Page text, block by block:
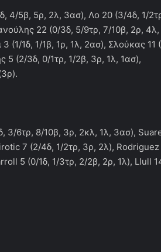
4/5β, 5ρ, 2λ, 3ασ), Λο 20 (3/4δ, 1/
22 (0/3δ, 5/9τρ, 7/10β, 2ρ,
(1/1δ, 1/1β, 1ρ, 1λ, 2ασ), Σλούκας 11
5 (2/3δ, 0/1τρ, 1/2β, 3ρ, 1λ, 1ασ),
3/6τρ, 8/10β, 3ρ, 2κλ, 1λ, 3ασ),
7 (2/4δ, 1/2τρ, 3ρ, 2λ), Rodriguez
5 (0/1δ, 1/3τρ, 2/2β, 2ρ, 1λ), Llull